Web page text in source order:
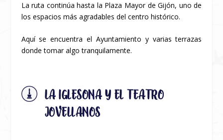
La ruta continúa hasta la Plaza Mayor de Gijón, uno de
los espacios más agradables del centro histórico.
Aquí se encuentra el Ayuntamiento y varias terrazas
donde tomar algo tranquilamente.
LA IGLESONA Y EL TEATRO
JOVELLANOS